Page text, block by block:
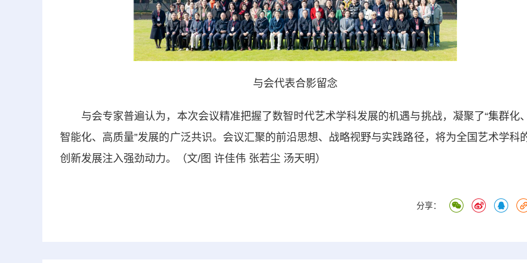
与会代表合影留念
与会专家普遍认为，本次会议精准把握了数智时代艺术学科发展的机遇与挑战，凝聚了“集群化
智能化、高质量”发展的广泛共识。会议汇聚的前沿思想、战略视野与实践路径，将为全国艺术学科
创新发展注入强劲动力。（文/图 许佳伟 张若尘 汤天明）
分享：